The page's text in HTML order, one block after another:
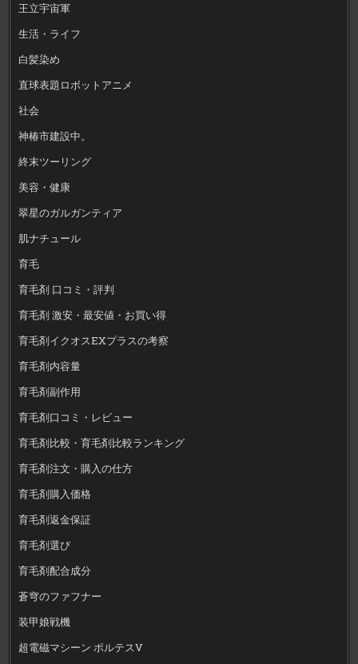
王立宇宙軍
生活・ライフ
白髪染め
直球表題ロボットアニメ
社会
神椿市建設中。
終末ツーリング
美容・健康
翠星のガルガンティア
肌ナチュール
育毛
育毛剤 口コミ・評判
育毛剤 激安・最安値・お買い得
育毛剤イクオスEXプラスの考察
育毛剤内容量
育毛剤副作用
育毛剤口コミ・レビュー
育毛剤比較・育毛剤比較ランキング
育毛剤注文・購入の仕方
育毛剤購入価格
育毛剤返金保証
育毛剤選び
育毛剤配合成分
蒼穹のファフナー
装甲娘戦機
超電磁マシーン ボルテスV